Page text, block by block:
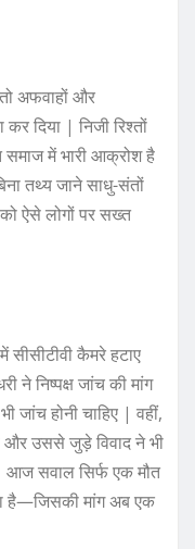
अफवाहों और
दिया | निजी रिश्तों
में भारी आक्रोश है
तथ्य जाने साधु-संतों
ऐसे लोगों पर सख्त
कैमरे हटाए
ने निष्पक्ष जांच की मांग
जांच होनी चाहिए | वहीं,
और उससे जुड़े विवाद ने भी
सवाल सिर्फ एक मौत
है—जिसकी मांग अब एक